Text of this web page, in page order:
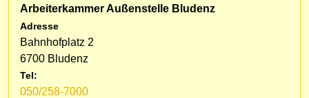
Arbeiterkammer Außenstelle Bludenz
Adresse
Bahnhofplatz 2
6700 Bludenz
Tel:
050/258-7000